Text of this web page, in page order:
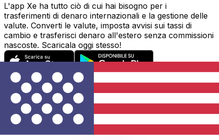
L'app Xe ha tutto ciò di cui hai bisogno per i
trasferimenti di denaro internazionali e la gestione delle
valute. Converti le valute, imposta avvisi sui tassi di
cambio e trasferisci denaro all'estero senza commissioni
nascoste. Scaricala oggi stesso!